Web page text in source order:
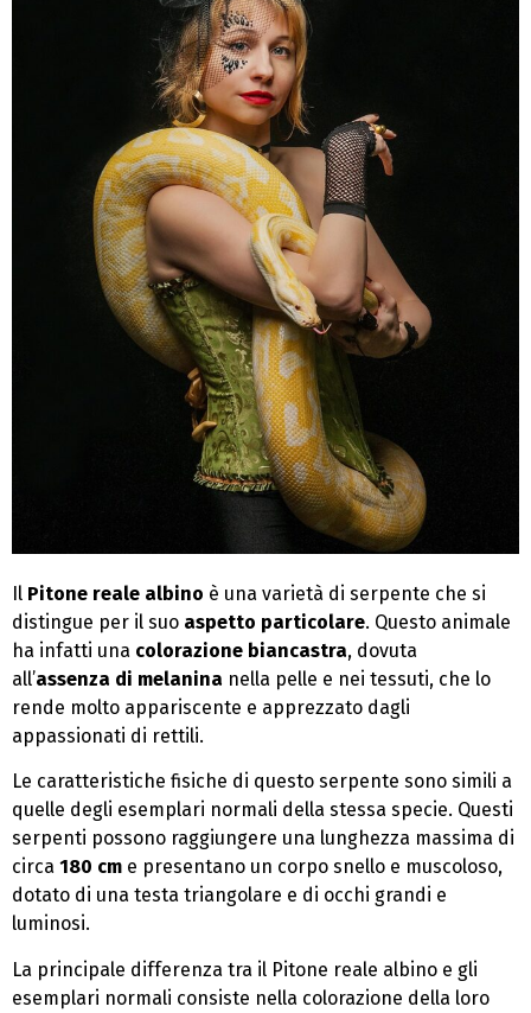
Il Pitone reale albino è una varietà di serpente che si
distingue per il suo aspetto particolare. Questo animale
ha infatti una colorazione biancastra, dovuta
all’assenza di melanina nella pelle e nei tessuti, che lo
rende molto appariscente e apprezzato dagli
appassionati di rettili.
Le caratteristiche fisiche di questo serpente sono simili a
quelle degli esemplari normali della stessa specie. Questi
serpenti possono raggiungere una lunghezza massima di
circa 180 cm e presentano un corpo snello e muscoloso,
dotato di una testa triangolare e di occhi grandi e
luminosi.
La principale differenza tra il Pitone reale albino e gli
esemplari normali consiste nella colorazione della loro